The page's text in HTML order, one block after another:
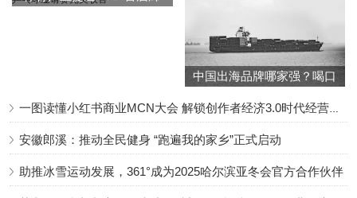
定要坚持锻炼身体，每天必须坚持运动半个小时以上。
男人们平日里工作要劳逸结合，不能让身体长时间处于
疲惫状态，因为身体疲惫，精神紧张时，会影响生殖器的状
心都获得休息，才能有利于性健康。
3、消除心理因素
中国出海品牌哪家强？喝口
安徽郎溪：推动全民健身 “跑遍我的家乡”正式启动
助推冰雪运动发展，361°成为2025哈尔滨亚冬会官方合作伙伴